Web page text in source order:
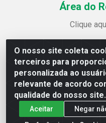
O nosso site coleta
terceiros para
personalizada ao
relevante de acordo
qualidade do nosso site.
Aceitar
Negar
Área do
Clique
Rua José Alves Bezerra,
Guararapes /
CNPJ: